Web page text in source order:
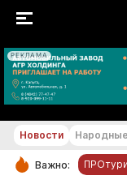
РЕКЛАМА
Новости
Важно: